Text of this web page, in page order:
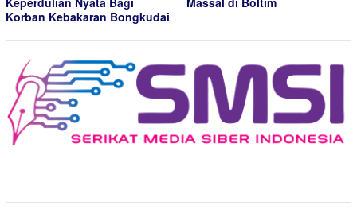
Korban Kebakaran Bongkudai